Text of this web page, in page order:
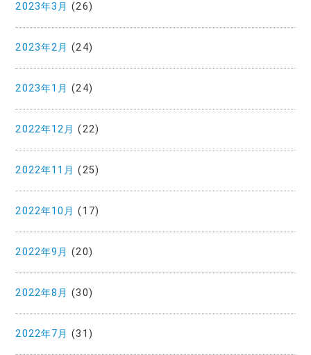
2023年3月 (26)
2023年2月 (24)
2023年1月 (24)
2022年12月 (22)
2022年11月 (25)
2022年10月 (17)
2022年9月 (20)
2022年8月 (30)
2022年7月 (31)